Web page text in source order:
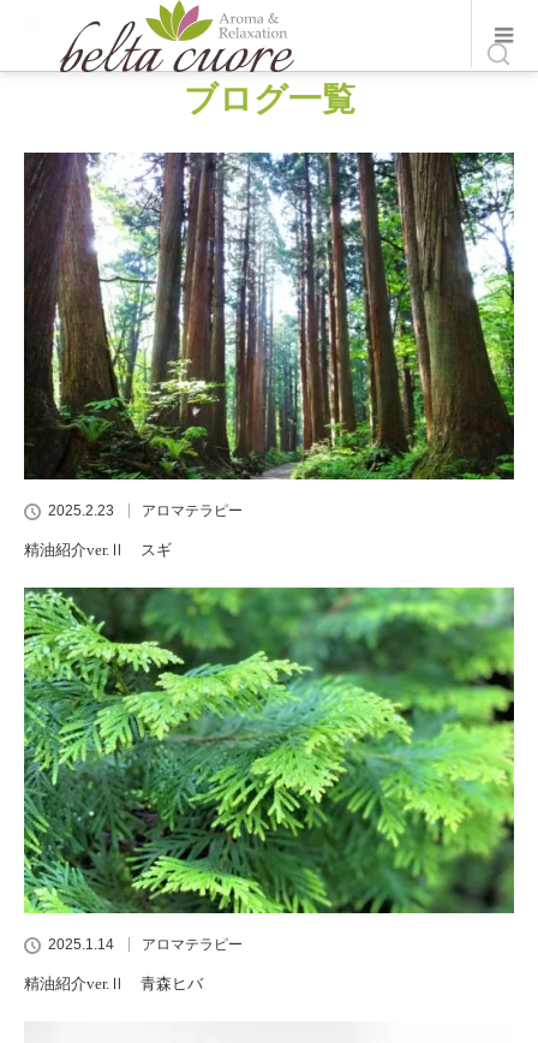
ブログ一覧
ブログ一覧
2025.2.23 アロマテラピー
精油紹介ver.Ⅱ スギ
2025.1.14 アロマテラピー
精油紹介ver.Ⅱ 青森ヒバ